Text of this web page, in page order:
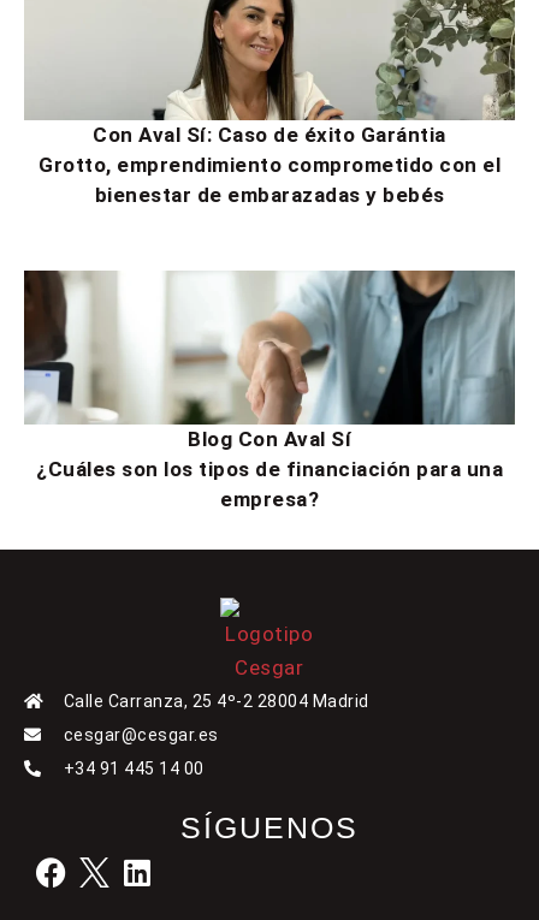
Con Aval Sí: Caso de éxito Garántia
Grotto, emprendimiento comprometido con el
bienestar de embarazadas y bebés
Blog Con Aval Sí
¿Cuáles son los tipos de financiación para una
empresa?
Calle Carranza, 25 4º-2 28004 Madrid
cesgar@cesgar.es
+34 91 445 14 00
SÍGUENOS